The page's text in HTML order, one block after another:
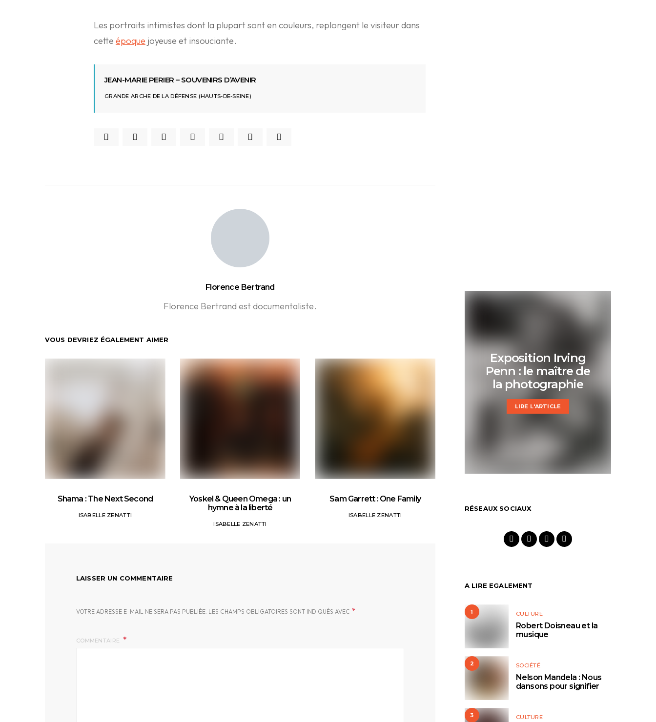
Les portraits intimistes dont la plupart sont en couleurs, replongent le visiteur dans
cette époque joyeuse et insouciante.
JEAN-MARIE PERIER – SOUVENIRS D’AVENIR
GRANDE ARCHE DE LA DÉFENSE (HAUTS-DE-SEINE)
Florence Bertrand
Florence Bertrand est documentaliste.
VOUS DEVRIEZ ÉGALEMENT AIMER
Shama : The Next Second
ISABELLE ZENATTI
Yoskel & Queen Omega : un
hymne à la liberté
ISABELLE ZENATTI
Sam Garrett : One Family
ISABELLE ZENATTI
LAISSER UN COMMENTAIRE
VOTRE ADRESSE E-MAIL NE SERA PAS PUBLIÉE. LES CHAMPS OBLIGATOIRES SONT INDIQUÉS AVEC *
COMMENTAIRE
Exposition Irving
Penn : le maître de
la photographie
LIRE L'ARTICLE
RÉSEAUX SOCIAUX
A LIRE EGALEMENT
1 CULTURE
Robert Doisneau et la
musique
2 SOCIÉTÉ
Nelson Mandela : Nous
dansons pour signifier
3 CULTURE